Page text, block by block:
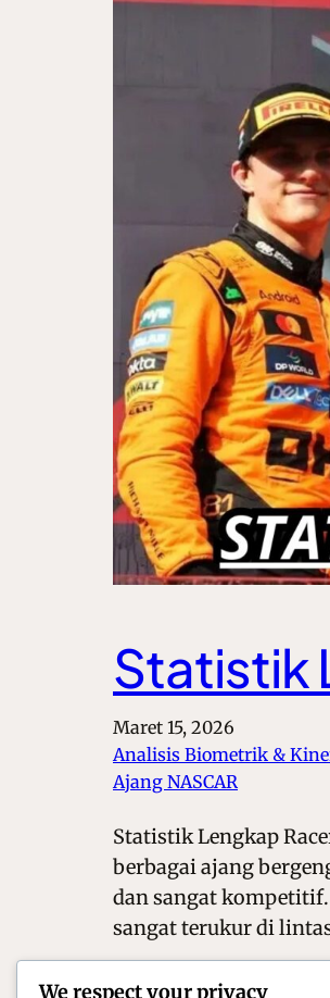
Statistik
Maret 15, 2026
Analisis Biometrik &
Ajang NASCAR
Statistik Lengkap
berbagai ajang
dan sangat
sangat terukur di
We respect your privacy